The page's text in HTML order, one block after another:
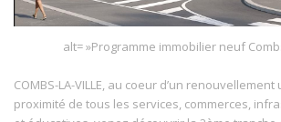
alt= »Programme immobilier neuf
COMBS-LA-VILLE, au coeur d’un
proximité de tous les services, commerces,